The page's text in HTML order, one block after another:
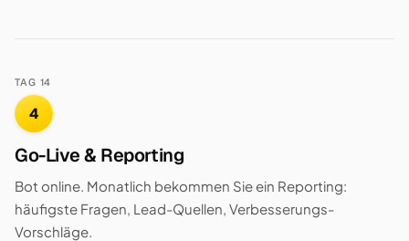
TAG 14
4
Go-Live & Reporting
Bot online. Monatlich bekommen Sie ein Reporting:
häufigste Fragen, Lead-Quellen, Verbesserungs-
Vorschläge.